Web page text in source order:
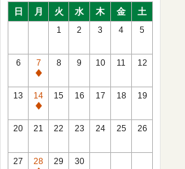
館
日 月 火 水 木 金 土
1 2 3 4 5
6
7
通
常
休
館
8 9 10 11 12
13
14
通
常
館
15 16 17 18 19
20 21 22 23 24 25 26
27
28
29 30